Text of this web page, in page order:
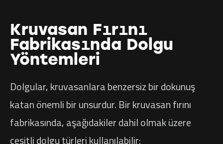
Kruvasan Fırını
Fabrikasında Dolgu
Yöntemleri
Dolgular, kruvasanlara benzersiz bir dokunuş
katan önemli bir unsurdur. Bir kruvasan fırını
fabrikasında, aşağıdakiler dahil olmak üzere
çeşitli dolgu türleri kullanılabilir: